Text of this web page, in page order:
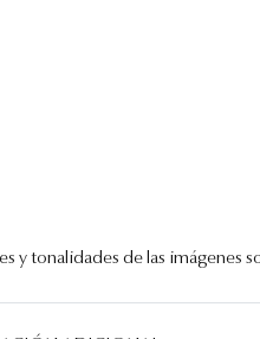
y tonalidades de las imágenes